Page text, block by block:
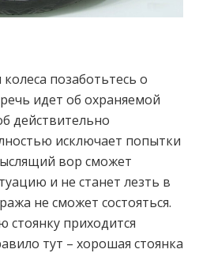
позаботьтесь о
идет об охраняемой
действительно
исключает попытки
вор сможет
и не станет лезть в
не сможет состояться.
стоянку приходится
тут – хорошая стоянка